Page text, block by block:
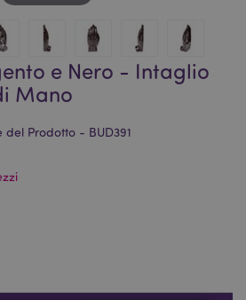
e Nero - Intaglio
Mano
del Prodotto - BUD391